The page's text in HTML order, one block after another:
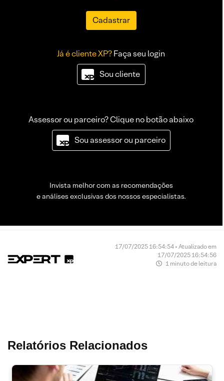
Cadastrar
Já é cliente XP?Faça seu login
Sou cliente
Assessor ou parceiro? Clique no botão abaixo
Sou assessor ou parceiro
Invista melhor com as recomendações
e análises exclusivas dos nossos especialistas.
17/07/2025 16:54:54 • Atualizado em
17/07/2025 16:54:56
1 minuto de leitura
Relatórios Relacionados